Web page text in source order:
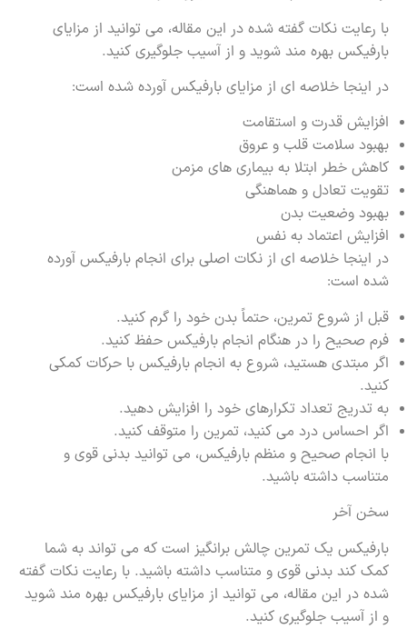
با رعایت نکات گفته شده در این مقاله، می توانید از مزایای
بارفیکس بهره مند شوید و از آسیب جلوگیری کنید.
در اینجا خلاصه ای از مزایای بارفیکس آورده شده است:
افزایش قدرت و استقامت
بهبود سلامت قلب و عروق
کاهش خطر ابتلا به بیماری های مزمن
تقویت تعادل و هماهنگی
بهبود وضعیت بدن
افزایش اعتماد به نفس
در اینجا خلاصه ای از نکات اصلی برای انجام بارفیکس آورده
شده است:
قبل از شروع تمرین، حتماً بدن خود را گرم کنید.
فرم صحیح را در هنگام انجام بارفیکس حفظ کنید.
اگر مبتدی هستید، شروع به انجام بارفیکس با حرکات کمکی
کنید.
به تدریج تعداد تکرارهای خود را افزایش دهید.
اگر احساس درد می کنید، تمرین را متوقف کنید.
با انجام صحیح و منظم بارفیکس، می توانید بدنی قوی و
متناسب داشته باشید.
سخن آخر
بارفیکس یک تمرین چالش برانگیز است که می تواند به شما
کمک کند بدنی قوی و متناسب داشته باشید. با رعایت نکات گفته
شده در این مقاله، می توانید از مزایای بارفیکس بهره مند شوید
و از آسیب جلوگیری کنید.